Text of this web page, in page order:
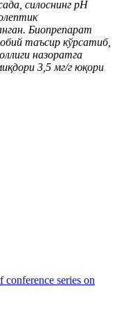
силоснинг рН
Биопрепарат
таъсир кўрсатиб,
назоратга
3,5 мг/г юқори
series on